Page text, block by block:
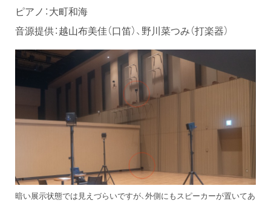
ピアノ：大町和海
音源提供：越山布美佳（口笛）、野川菜つみ（打楽器）
暗い展示状態では見えづらいですが、外側にもスピーカーが置いてあ